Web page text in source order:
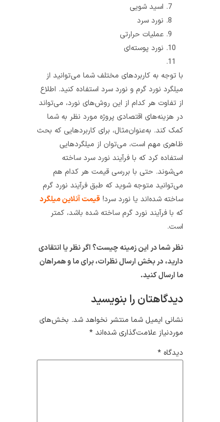
اسید شویی
نورد سرد
عملیات حرارتی
نورد پوسته‌ای
با توجه به کاربردهای مختلف شما می‌توانید از
میلگرد نورد گرم و نورد سرد استفاده کنید. اطلاع
از تفاوت هر کدام از این روش‌های نورد، می‌تواند
در هزینه‌های اقتصادی پروژه مورد نظر به شما
کمک کند. به‌عنوان‌مثال، برای کاربردهایی که بحث
ظاهری مهم است، می‌توان از میلگردهایی
استفاده کرد که با فرآیند نورد سرد ساخته
می‌شوند. حتی با بررسی قیمت هر کدام هم
می‌توانید متوجه شوید که طبق فرآیند نورد گرم
ساخته شده‌اند یا نورد سرد! قیمت آنلاین میلگرد
که با فرآیند نورد گرم ساخته شده باشد، کمتر
نظر شما در این زمینه چیست؟ اگر نظر یا انتقادی
دارید، در بخش ارسال نظرات، برای ما و همراهان
ما ارسال کنید.
دیدگاهتان را بنویسید
نشانی ایمیل شما منتشر نخواهد شد. بخش‌های
موردنیاز علامت‌گذاری شده‌اند*